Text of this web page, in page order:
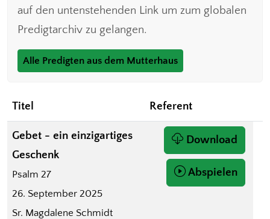
auf den untenstehenden Link um zum globalen
Predigtarchiv zu gelangen.
Alle Predigten aus dem Mutterhaus
Titel Referent
Gebet - ein einzigartiges
Geschenk
Psalm 27
26. September 2025
Sr. Magdalene Schmidt
Download
Abspielen